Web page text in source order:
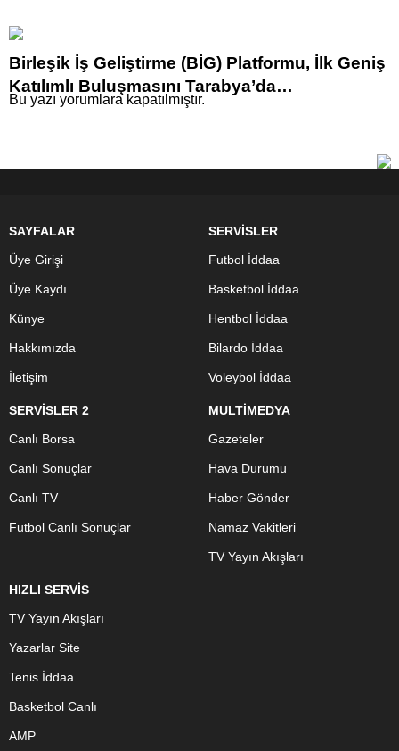
Birleşik İş Geliştirme (BİG) Platformu, İlk Geniş
Katılımlı Buluşmasını Tarabya’da
Gerçekleştirdi
Bu yazı yorumlara kapatılmıştır.
SAYFALAR
Üye Girişi
Üye Kaydı
Künye
Hakkımızda
İletişim
SERVİSLER
Futbol İddaa
Basketbol İddaa
Hentbol İddaa
Bilardo İddaa
Voleybol İddaa
SERVİSLER 2
Canlı Borsa
Canlı Sonuçlar
Canlı TV
Futbol Canlı Sonuçlar
MULTİMEDYA
Gazeteler
Hava Durumu
Haber Gönder
Namaz Vakitleri
TV Yayın Akışları
HIZLI SERVİS
TV Yayın Akışları
Yazarlar Site
Tenis İddaa
Basketbol Canlı
AMP